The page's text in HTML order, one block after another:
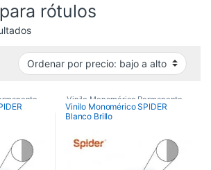
rótulos
Ordenado por precio: bajo a alto
Vinilo Monomérico Permanente
Vinilos De Impresión
Monoméricos
Vinilos Monomérico Removible
Vinilo Monomérico SPIDER
Blanco Brillo